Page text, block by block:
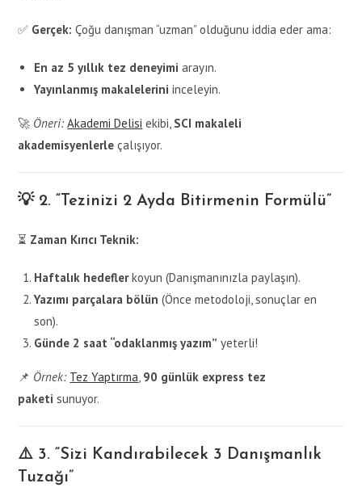
✅ Gerçek: Çoğu danışman “uzman” olduğunu iddia eder ama:
En az 5 yıllık tez deneyimi arayın.
Yayınlanmış makalelerini inceleyin.
🚀 Öneri: Akademi Delisi ekibi, SCI makaleli
akademisyenlerle çalışıyor.
💡 2. “Tezinizi 2 Ayda Bitirmenin Formülü”
⏳ Zaman Kırıcı Teknik:
Haftalık hedeflerkoyun (Danışmanınızla paylaşın).
Yazımı parçalara bölün (Önce metodoloji, sonuçlar en
son).
Günde 2 saat “odaklanmış yazım” yeterli!
📌 Örnek: Tez Yaptırma, 90 günlük express tez
paketi sunuyor.
⚠️ 3. “Sizi Kandırabilecek 3 Danışmanlık
Tuzağı”